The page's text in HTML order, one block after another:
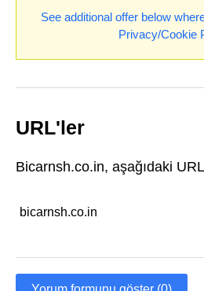
See additional offer below
Privacy/Cookie
URL'ler
Bicarnsh.co.in, aşağıdaki
bicarnsh.co.in